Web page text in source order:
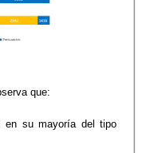
que:
en su mayoría del tipo